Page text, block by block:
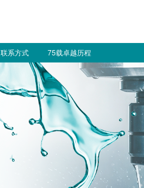
联系方式 75载卓越历程